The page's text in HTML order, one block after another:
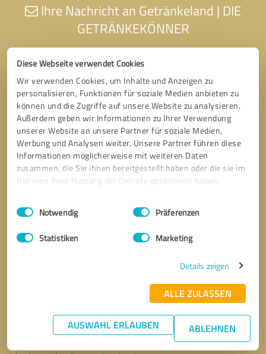
Diese Webseite verwendet Cookies
Wir verwenden Cookies, um Inhalte und Anzeigen zu
personalisieren, Funktionen für soziale Medien anbieten zu
können und die Zugriffe auf unsere Website zu analysieren.
Außerdem geben wir Informationen zu Ihrer Verwendung
unserer Website an unsere Partner für soziale Medien,
Werbung und Analysen weiter. Unsere Partner führen diese
Informationen möglicherweise mit weiteren Daten
zusammen, die Sie ihnen bereitgestellt haben oder die sie im
Rahmen Ihrer Nutzung der Dienste gesammelt haben.
Impressum Datenschutzbestimmungen
Einwilligungsauswahl
Notwendig Präferenzen
Statistiken Marketing
Details zeigen
ALLE ZULASSEN
AUSWAHL ERLAUBEN ABLEHNEN
Ihre Nachricht an Getränkeland | DIE
GETRÄNKEKÖNNER
* Erforderliche Angaben
Nachricht senden